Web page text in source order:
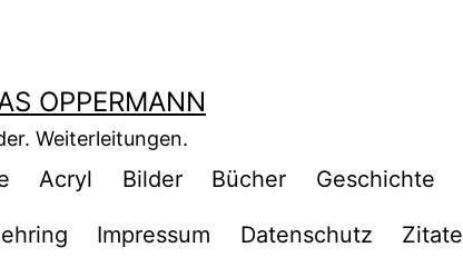
OPPERMANN
Weiterleitungen.
Acryl Bilder Bücher Geschichte
Impressum Datenschutz Zitate